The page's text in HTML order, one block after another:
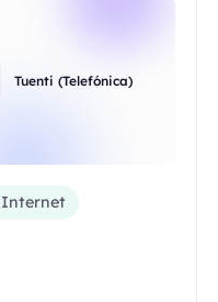
Tuenti (Telefónica)
Internet